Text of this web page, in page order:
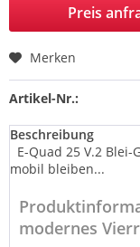
Preis
Merken
Artikel-Nr.:
Beschreibung
E-Quad 25 V.2
mobil bleiben...
modernes